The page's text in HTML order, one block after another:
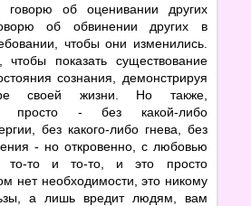
об оценивании других
об обвинении других в
чтобы они изменились.
показать существование
сознания, демонстрируя
своей жизни. Но также,
просто - без какой-либо
без какого-либо гнева, без
- но откровенно, с любовью
то-то и то-то, и это просто
нет необходимости, это никому
а лишь вредит людям, вам